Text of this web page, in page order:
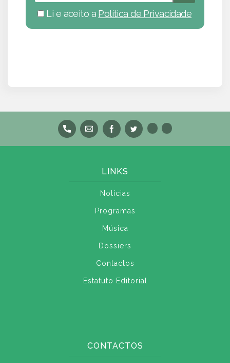
Li e aceito a Política de Privacidade
LINKS
Notícias
Programas
Música
Dossiers
Contactos
Estatuto Editorial
CONTACTOS